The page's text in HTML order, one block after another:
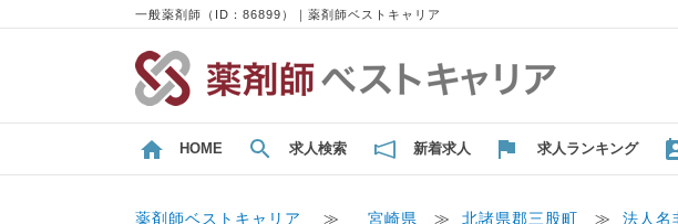
一般薬剤師（ID：86899）｜薬剤師ベストキャリア
HOME 求人検索 新着求人 求人ランキング
薬剤師ベストキャリア ≫ 宮崎県 ≫ 北諸県郡三股町 ≫ 法人名